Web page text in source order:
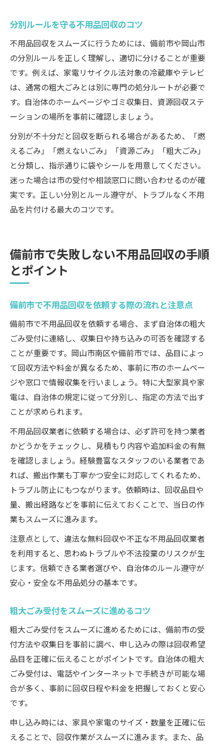
分別ルールを守る不用品回収のコツ
不用品回収をスムーズに行うためには、備前市や岡山市
の分別ルールを正しく理解し、適切に分けることが重要
です。例えば、家電リサイクル法対象の冷蔵庫やテレビ
は、通常の粗大ごみとは別に専門の処分ルートが必要で
す。自治体のホームページやゴミ収集日、資源回収ステ
ーションの場所を事前に確認しましょう。
分別が不十分だと回収を断られる場合があるため、「燃
えるごみ」「燃えないごみ」「資源ごみ」「粗大ごみ」
と分類し、指示通りに袋やシールを用意してください。
迷った場合は市の受付や相談窓口に問い合わせるのが確
実です。正しい分別とルール遵守が、トラブルなく不用
品を片付ける最大のコツです。
備前市で失敗しない不用品回収の手順
とポイント
備前市で不用品回収を依頼する際の流れと注意点
備前市で不用品回収を依頼する場合、まず自治体の粗大
ごみ受付に連絡し、収集日や持ち込みの可否を確認する
ことが重要です。岡山市南区や備前市では、品目によっ
て回収方法や料金が異なるため、事前に市のホームペー
ジや窓口で情報収集を行いましょう。特に大型家具や家
電は、自治体の規定に従って分別し、指定の方法で出す
ことが求められます。
不用品回収業者に依頼する場合は、必ず許可を持つ業者
かどうかをチェックし、見積もり内容や追加料金の有無
を確認しましょう。経験豊富なスタッフのいる業者であ
れば、搬出作業も丁寧かつ安全に対応してくれるため、
トラブル防止にもつながります。依頼時は、回収品目や
量、搬出経路などを事前に伝えておくことで、当日の作
業もスムーズに進みます。
注意点として、違法な無料回収や不正な不用品回収業者
を利用すると、思わぬトラブルや不法投棄のリスクが生
じます。信頼できる業者選びや、自治体のルール遵守が
安心・安全な不用品処分の基本です。
粗大ごみ受付をスムーズに進めるコツ
粗大ごみ受付をスムーズに進めるためには、備前市の受
付方法や収集日を事前に調べ、申し込みの際は回収希望
品目を正確に伝えることがポイントです。自治体の粗大
ごみ受付は、電話やインターネットで手続きが可能な場
合が多く、事前に回収日程や料金を把握しておくと安心
です。
申し込み時には、家具や家電のサイズ・数量を正確に伝
えることで、回収作業がスムーズに進みます。また、品